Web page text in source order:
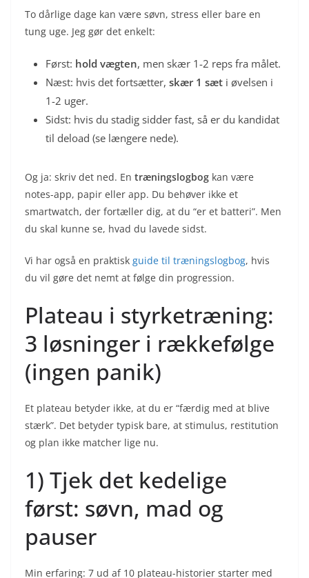
To dårlige dage kan være søvn, stress eller bare en
tung uge. Jeg gør det enkelt:
Først: hold vægten, men skær 1-2 reps fra målet.
Næst: hvis det fortsætter, skær 1 sæt i øvelsen i
1-2 uger.
Sidst: hvis du stadig sidder fast, så er du kandidat
til deload (se længere nede).
Og ja: skriv det ned. En træningslogbog kan være
notes-app, papir eller app. Du behøver ikke et
smartwatch, der fortæller dig, at du “er et batteri”. Men
du skal kunne se, hvad du lavede sidst.
Vi har også en praktisk guide til træningslogbog, hvis
du vil gøre det nemt at følge din progression.
Plateau i styrketræning:
3 løsninger i rækkefølge
(ingen panik)
Et plateau betyder ikke, at du er “færdig med at blive
stærk”. Det betyder typisk bare, at stimulus, restitution
og plan ikke matcher lige nu.
1) Tjek det kedelige
først: søvn, mad og
pauser
Min erfaring: 7 ud af 10 plateau-historier starter med